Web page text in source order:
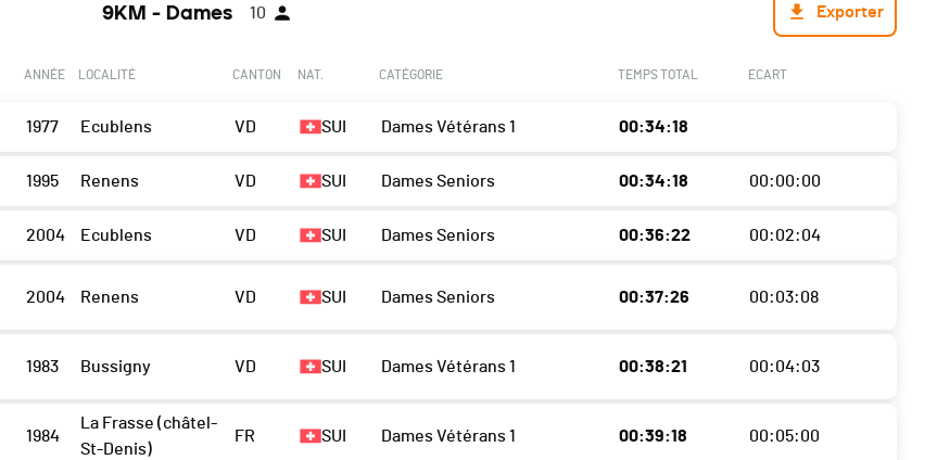
9KM - Dames 10 Exporter
ANNÉE LOCALITÉ CANTON NAT. CATÉGORIE TEMPS TOTAL ECART
1977 Ecublens VD SUI Dames Vétérans 1 00:34:18
1995 Renens VD SUI Dames Seniors 00:34:18 00:00:00
2004 Ecublens VD SUI Dames Seniors 00:36:22 00:02:04
2004 Renens VD SUI Dames Seniors 00:37:26 00:03:08
1983 Bussigny VD SUI Dames Vétérans 1 00:38:21 00:04:03
1984
La Frasse (châtel-
St-Denis)
FR SUI Dames Vétérans 1 00:39:18 00:05:00